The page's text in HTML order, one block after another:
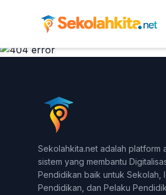
URL halaman yang Anda buka
Mungkin URL tujuan anda sudah
Sekolahkita.net adalah platform
sistem yang membantu
Pendidikan baik untuk Sekolah,
Pendidikan, dan Pelaku